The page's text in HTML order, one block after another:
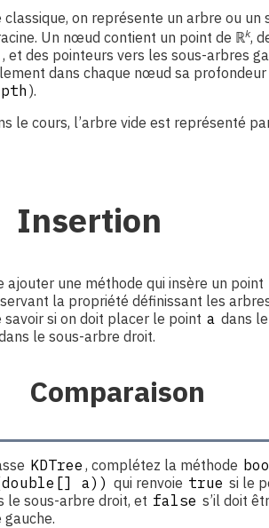
classique, on représente un arbre ou un
Un nœud contient un point de ℝk,
, et des pointeurs vers les sous-arbres
dans chaque nœud sa profondeur
).
le cours, l’arbre vide est représenté
Insertion
ajouter une méthode qui insère un point
la propriété définissant les
savoir si on doit placer le point a dans
le sous-arbre droit.
Comparaison
KDTree , complétez la méthode
a)) qui renvoie true si le
le sous-arbre droit, et false s’il doit